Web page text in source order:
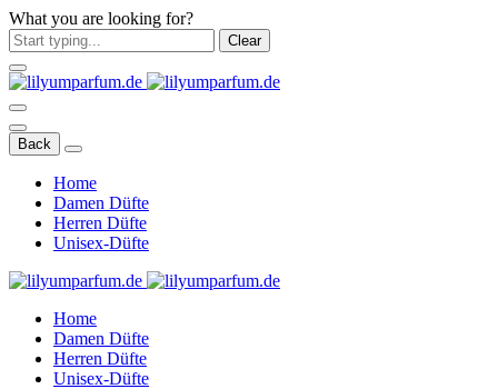
What you are looking for?
Clear
Back
Home
Damen Düfte
Herren Düfte
Unisex-Düfte
Home
Damen Düfte
Herren Düfte
Unisex-Düfte